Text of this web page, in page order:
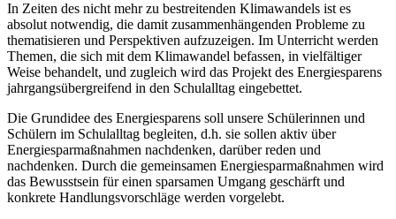
In Zeiten des nicht mehr zu bestreitenden Klimawandels ist es
absolut notwendig, die damit zusammenhängenden Probleme zu
thematisieren und Perspektiven aufzuzeigen. Im Unterricht werden
Themen, die sich mit dem Klimawandel befassen, in vielfältiger
Weise behandelt, und zugleich wird das Projekt des Energiesparens
jahrgangsübergreifend in den Schulalltag eingebettet.
Die Grundidee des Energiesparens soll unsere Schülerinnen und
Schülern im Schulalltag begleiten, d.h. sie sollen aktiv über
Energiesparmaßnahmen nachdenken, darüber reden und
nachdenken. Durch die gemeinsamen Energiesparmaßnahmen wird
das Bewusstsein für einen sparsamen Umgang geschärft und
konkrete Handlungsvorschläge werden vorgelebt.